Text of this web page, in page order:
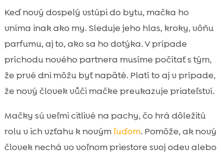
Keď nový dospelý vstúpi do bytu, mačka ho
vníma inak ako my. Sleduje jeho hlas, kroky, vôňu
parfumu, aj to, ako sa ho dotýka. V prípade
príchodu nového partnera musíme počítať s tým,
že prvé dni môžu byť napäté. Platí to aj v prípade,
že nový človek vůči mačke preukazuje priateľství.
Mačky sú veľmi citlivé na pachy, čo hrá dôležitú
rolu v ich vzťahu k novým ľuďom. Pomôže, ak nový
človek nechá vo voľnom priestore svoj odev alebo